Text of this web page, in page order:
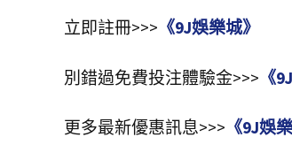
立即註冊>>> 《9J娛樂城》
別錯過免費投注體驗金>>> 《
更多最新優惠訊息>>> 《9J娛